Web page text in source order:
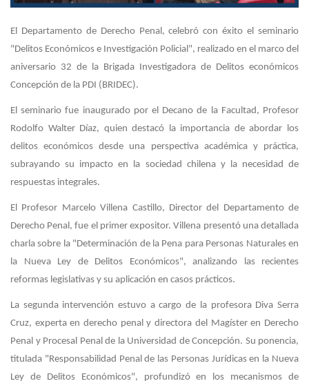
El Departamento de Derecho Penal, celebró con éxito el seminario
"Delitos Económicos e Investigación Policial", realizado en el marco del
aniversario 32 de la Brigada Investigadora de Delitos económicos
Concepción de la PDI (BRIDEC).
El seminario fue inaugurado por el Decano de la Facultad, Profesor
Rodolfo Walter Díaz, quien destacó la importancia de abordar los
delitos económicos desde una perspectiva académica y práctica,
subrayando su impacto en la sociedad chilena y la necesidad de
respuestas integrales.
El Profesor Marcelo Villena Castillo, Director del Departamento de
Derecho Penal, fue el primer expositor. Villena presentó una detallada
charla sobre la "Determinación de la Pena para Personas Naturales en
la Nueva Ley de Delitos Económicos", analizando las recientes
reformas legislativas y su aplicación en casos prácticos.
La segunda intervención estuvo a cargo de la profesora Diva Serra
Cruz, experta en derecho penal y directora del Magíster en Derecho
Penal y Procesal Penal de la Universidad de Concepción. Su ponencia,
titulada "Responsabilidad Penal de las Personas Jurídicas en la Nueva
Ley de Delitos Económicos", profundizó en los mecanismos de